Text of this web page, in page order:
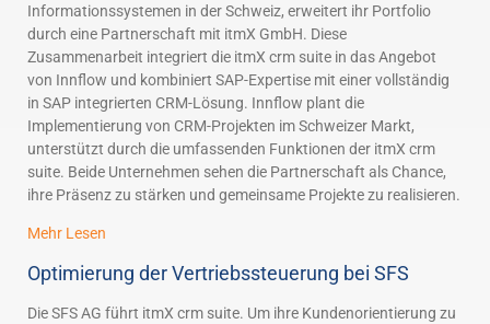
Informationssystemen in der Schweiz, erweitert ihr Portfolio
durch eine Partnerschaft mit itmX GmbH. Diese
Zusammenarbeit integriert die itmX crm suite in das Angebot
von Innflow und kombiniert SAP-Expertise mit einer vollständig
in SAP integrierten CRM-Lösung. Innflow plant die
Implementierung von CRM-Projekten im Schweizer Markt,
unterstützt durch die umfassenden Funktionen der itmX crm
suite. Beide Unternehmen sehen die Partnerschaft als Chance,
ihre Präsenz zu stärken und gemeinsame Projekte zu realisieren.
Mehr Lesen
Optimierung der Vertriebssteuerung bei SFS
Die SFS AG führt itmX crm suite. Um ihre Kundenorientierung zu